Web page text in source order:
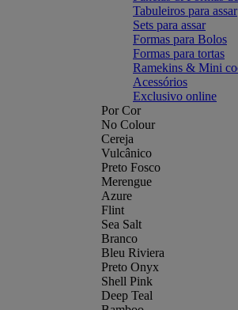
Tabuleiros para assar
Sets para assar
Formas para Bolos
Formas para tortas
Ramekins & Mini
Acessórios
Exclusivo online
Por Cor
No Colour
Cereja
Vulcânico
Preto Fosco
Merengue
Azure
Flint
Sea Salt
Branco
Bleu Riviera
Preto Onyx
Shell Pink
Deep Teal